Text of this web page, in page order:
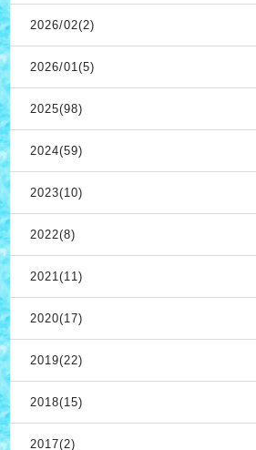
2026/02(2)
2026/01(5)
2025(98)
2024(59)
2023(10)
2022(8)
2021(11)
2020(17)
2019(22)
2018(15)
2017(2)